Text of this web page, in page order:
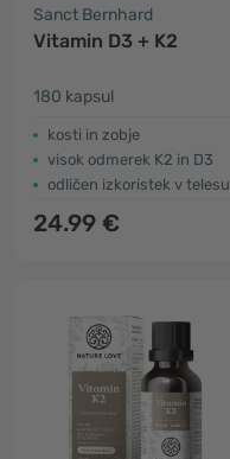
Sanct Bernhard
Vitamin D3 + K2
180 kapsul
kosti in zobje
visok odmerek K2 in D3
odličen izkoristek v telesu
24.99 €